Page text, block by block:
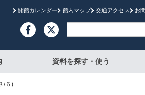
開館カレンダー 館内マップ 交通アクセス お

資料を探す・使う
/６)